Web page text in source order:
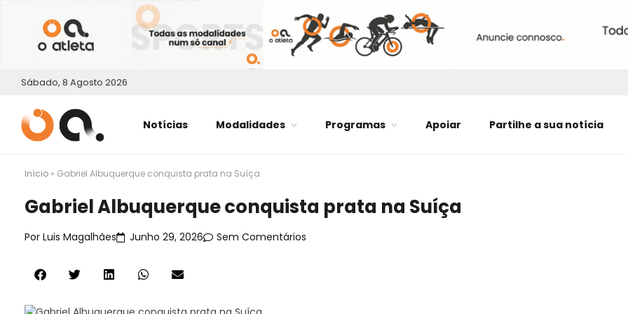
Sábado, 8 Agosto 2026
Notícias Modalidades Programas Apoiar Partilhe a sua notícia
Início » Gabriel Albuquerque conquista prata na Suíça
Gabriel Albuquerque conquista prata na Suíça
Por Luis Magalhães Junho 29, 2026 Sem Comentários